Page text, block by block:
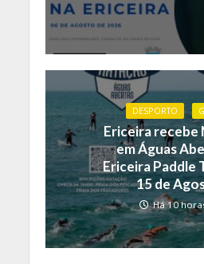
DESPORTO
Ericeira recebe
em Águas
Ericeira Paddle
15 de
Há 10